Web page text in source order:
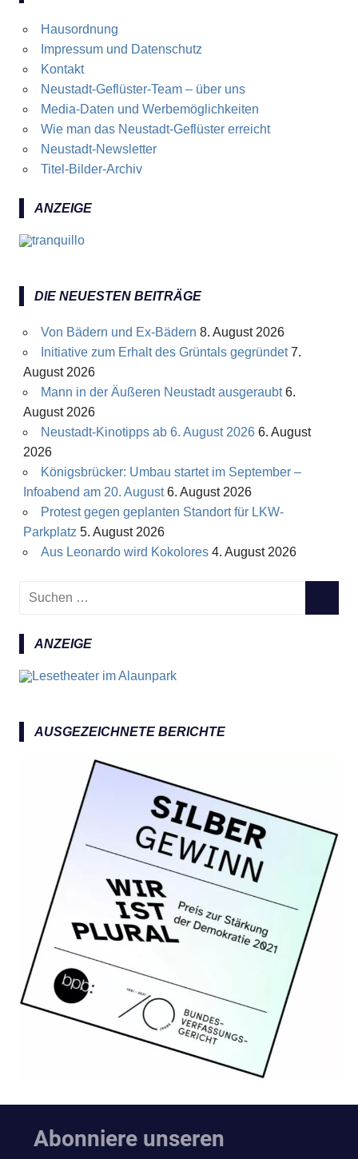
Hausordnung
Impressum und Datenschutz
Kontakt
Neustadt-Geflüster-Team – über uns
Media-Daten und Werbemöglichkeiten
Wie man das Neustadt-Geflüster erreicht
Neustadt-Newsletter
Titel-Bilder-Archiv
ANZEIGE
DIE NEUESTEN BEITRÄGE
Von Bädern und Ex-Bädern 8. August 2026
Initiative zum Erhalt des Grüntals gegründet 7.
August 2026
Mann in der Äußeren Neustadt ausgeraubt 6.
August 2026
Neustadt-Kinotipps ab 6. August 2026 6. August
2026
Königsbrücker: Umbau startet im September –
Infoabend am 20. August 6. August 2026
Protest gegen geplanten Standort für LKW-
Parkplatz 5. August 2026
Aus Leonardo wird Kokolores 4. August 2026
c
h
e
ANZEIGE
AUSGEZEICHNETE BERICHTE
Abonniere unseren